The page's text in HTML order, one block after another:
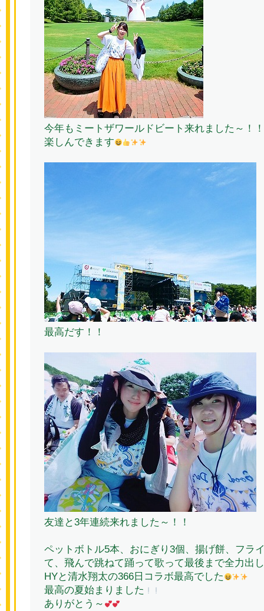
今年もミートザワールドビート来れました～！！
楽しんできます
最高だす！！
友達と3年連続来れました～！！
ペットボトル5本、おにぎり3個、揚げ餅、フラ
て、飛んで跳ねて踊って歌って最後まで全力出
HYと清水翔太の366日コラボ最高でした
最高の夏始まりました
ありがとう～